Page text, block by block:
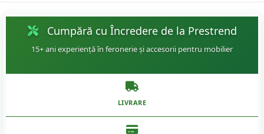
Cumpără cu Încredere de la Prestrend
15+ ani experiență în feronerie și accesorii pentru mobilier
LIVRARE